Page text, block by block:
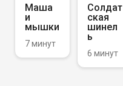
Маша
и
мышки
7 минут
Солдат
ская
шинел
ь
6 минут